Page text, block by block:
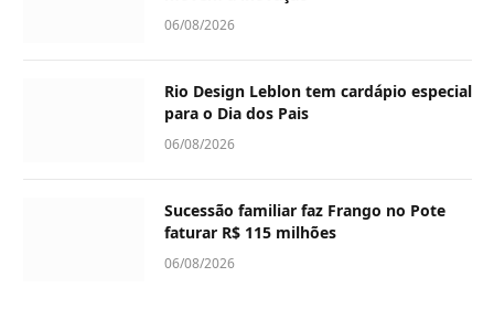
06/08/2026
Rio Design Leblon tem cardápio especial
para o Dia dos Pais
06/08/2026
Sucessão familiar faz Frango no Pote
faturar R$ 115 milhões
06/08/2026